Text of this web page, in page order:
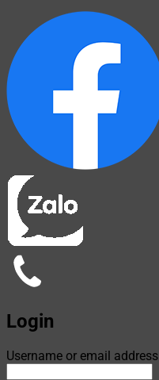
Login
Username or email address